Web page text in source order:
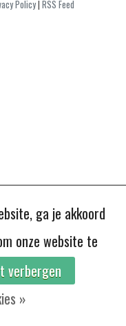
Policy| RSS Feed
ga je akkoord
onze website te
verbergen
»